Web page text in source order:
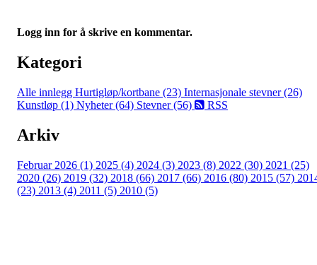
Logg inn for å skrive en kommentar.
Kategori
Alle innlegg Hurtigløp/kortbane (23) Internasjonale stevner (26)
Kunstløp (1) Nyheter (64) Stevner (56) RSS
Arkiv
Februar 2026 (1) 2025 (4) 2024 (3) 2023 (8) 2022 (30) 2021 (25)
2020 (26) 2019 (32) 2018 (66) 2017 (66) 2016 (80) 2015 (57)
(23) 2013 (4) 2011 (5) 2010 (5)